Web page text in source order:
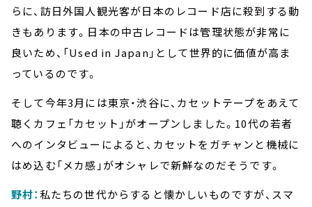
らに、訪日外国人観光客が日本のレコード店に殺到する動
きもあります。日本の中古レコードは管理状態が非常に
良いため、「Used in Japan」として世界的に価値が高ま
っているのです。
そして今年3月には東京・渋谷に、カセットテープをあえて
聴くカフェ「カセット」がオープンしました。10代の若者
へのインタビューによると、カセットをガチャンと機械に
はめ込む「メカ感」がオシャレで新鮮なのだそうです。
野村：私たちの世代からすると懐かしいものですが、スマ